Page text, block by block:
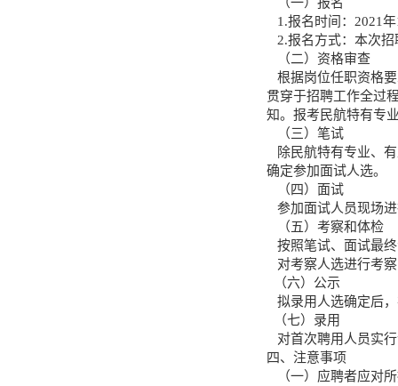
（一）报名
1.报名时间：2021
2.报名方式：本次招
（二）资格审查
根据岗位任职资格
贯穿于招聘工作全过
知。报考民航特有专
（三）笔试
除民航特有专业、
确定参加面试人选。
（四）面试
参加面试人员现场
（五）考察和体检
按照笔试、面试最
对考察人选进行考
（六）公示
拟录用人选确定后
（七）录用
对首次聘用人员实
四、注意事项
（一）应聘者应对